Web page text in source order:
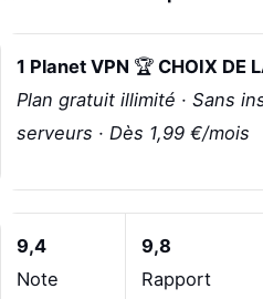
1 Planet VPN 🏆 CHOIX DE
Plan gratuit illimité · Sans
serveurs · Dès 1,99 €/mois
9,4
Note
9,8
Rapport